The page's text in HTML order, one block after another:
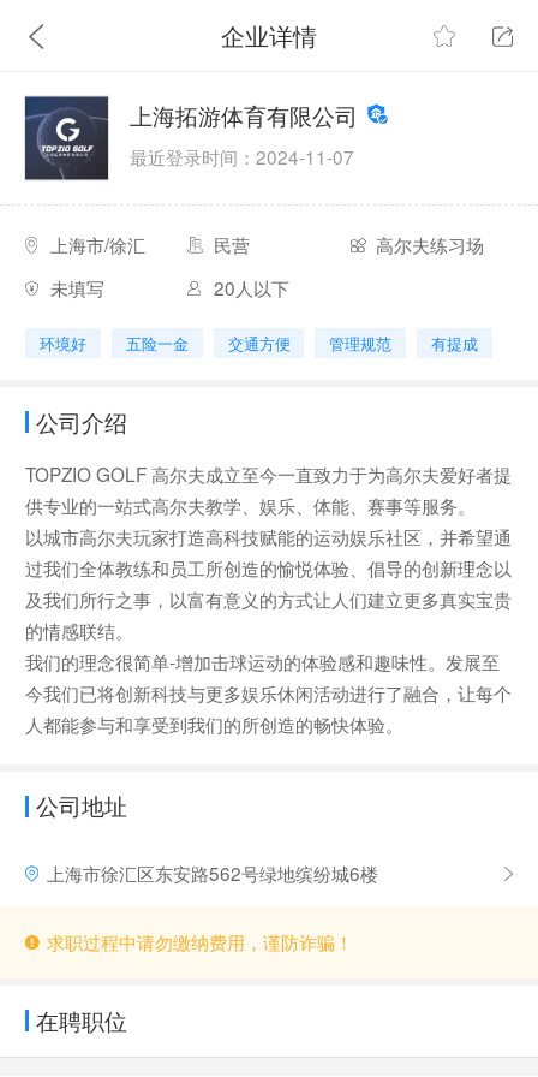
企业详情
上海拓游体育有限公司
最近登录时间：2024-11-07
上海市/徐汇 民营
高尔夫练习场
未填写
20人以下
环境好 五险一金 交通方便 管理规范 有提成
公司介绍
TOPZIO GOLF 高尔夫成立至今一直致力于为高尔夫爱好者提
供专业的一站式高尔夫教学、娱乐、体能、赛事等服务。
以城市高尔夫玩家打造高科技赋能的运动娱乐社区，并希望通
过我们全体教练和员工所创造的愉悦体验、倡导的创新理念以
及我们所行之事，以富有意义的方式让人们建立更多真实宝贵
的情感联结。
我们的理念很简单-增加击球运动的体验感和趣味性。发展至
今我们已将创新科技与更多娱乐休闲活动进行了融合，让每个
人都能参与和享受到我们的所创造的畅快体验。
公司地址
上海市徐汇区东安路562号绿地缤纷城6楼
求职过程中请勿缴纳费用，谨防诈骗！
在聘职位